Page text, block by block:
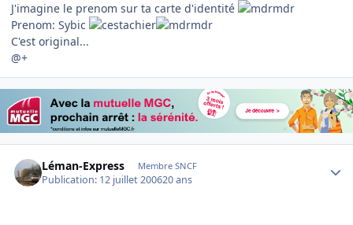
J'imagine le prenom sur ta carte d'identité
Prenom: Sybic
C'est original...
@+
Léman-Express Membre SNCF
Publication: 12 juillet 200620 ans